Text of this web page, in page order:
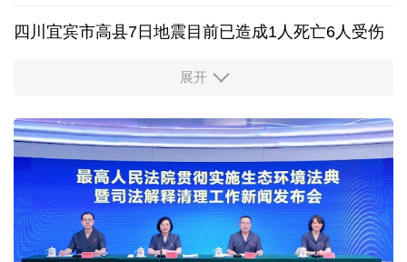
四川宜宾市高县7日地震目前已造成1人死亡6人受伤
四个关键词解读中国经济韧性
球票撬动全城消费 赛事经济如何将"流量"变"增量"
第五届数贸会将首设Token专区 探索算力贸易新路径
北京：非京籍家庭购房社保个税缴纳年限下调为一年
展开